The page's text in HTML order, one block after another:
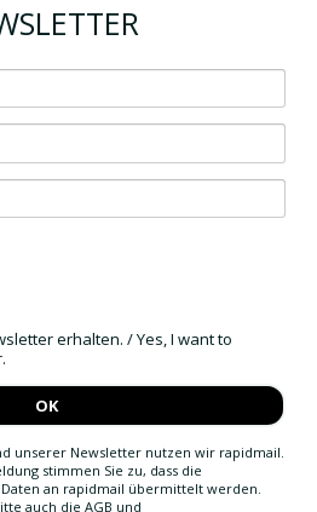
erhalten. / Yes, I want to
OK
unserer Newsletter nutzen wir rapidmail.
stimmen Sie zu, dass die
an rapidmail übermittelt werden.
auch die AGB und